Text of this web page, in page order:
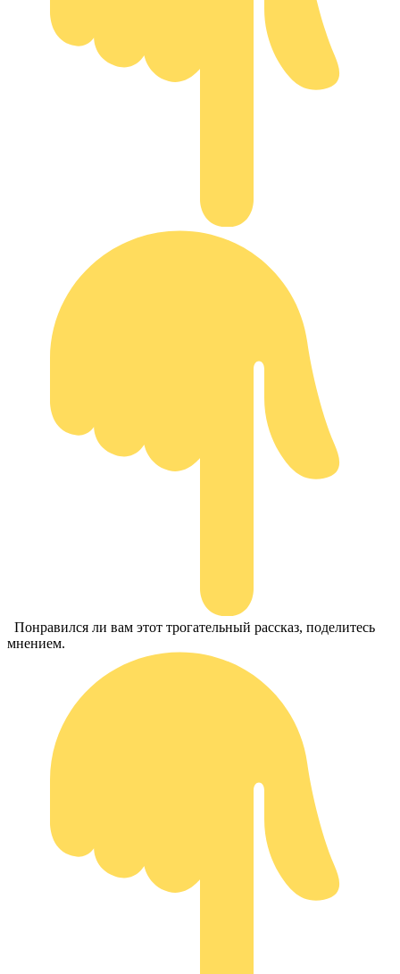
Понравился ли вам этот трогательный рассказ, поделитесь
мнением.